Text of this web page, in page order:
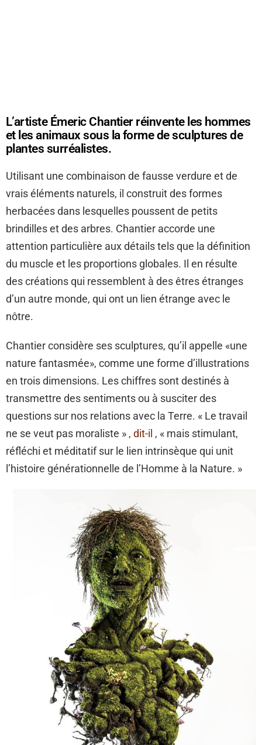
L’artiste Émeric Chantier réinvente les hommes
et les animaux sous la forme de sculptures de
plantes surréalistes.
Utilisant une combinaison de fausse verdure et de
vrais éléments naturels, il construit des formes
herbacées dans lesquelles poussent de petits
brindilles et des arbres. Chantier accorde une
attention particulière aux détails tels que la définition
du muscle et les proportions globales. Il en résulte
des créations qui ressemblent à des êtres étranges
d’un autre monde, qui ont un lien étrange avec le
nôtre.
Chantier considère ses sculptures, qu’il appelle «une
nature fantasmée», comme une forme d’illustrations
en trois dimensions. Les chiffres sont destinés à
transmettre des sentiments ou à susciter des
questions sur nos relations avec la Terre. « Le travail
ne se veut pas moraliste » , dit-il , « mais stimulant,
réfléchi et méditatif sur le lien intrinsèque qui unit
l’histoire générationnelle de l’Homme à la Nature. »